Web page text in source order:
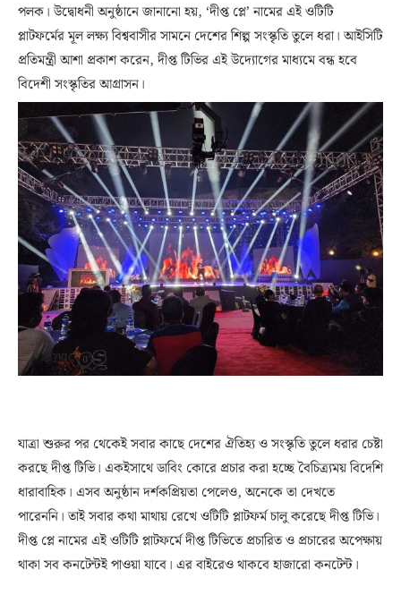
পলক। উদ্বোধনী অনুষ্ঠানে জানানো হয়, ‘দীপ্ত প্লে’ নামের এই ওটিটি
প্লাটফর্মের মূল লক্ষ্য বিশ্ববাসীর সামনে দেশের শিল্প সংস্কৃতি তুলে ধরা। আইসিটি
প্রতিমন্ত্রী আশা প্রকাশ করেন, দীপ্ত টিভির এই উদ্যোগের মাধ্যমে বন্ধ হবে
বিদেশী সংস্কৃতির আগ্রাসন।
যাত্রা শুরুর পর থেকেই সবার কাছে দেশের ঐতিহ্য ও সংস্কৃতি তুলে ধরার চেষ্টা
করছে দীপ্ত টিভি। একইসাথে ডাবিং কোরে প্রচার করা হচ্ছে বৈচিত্র্যময় বিদেশি
ধারাবাহিক। এসব অনুষ্ঠান দর্শকপ্রিয়তা পেলেও, অনেকে তা দেখতে
পারেননি। তাই সবার কথা মাথায় রেখে ওটিটি প্লাটফর্ম চালু করেছে দীপ্ত টিভি।
দীপ্ত প্লে নামের এই ওটিটি প্লাটফর্মে দীপ্ত টিভিতে প্রচারিত ও প্রচারের অপেক্ষায়
থাকা সব কনটেন্টই পাওয়া যাবে। এর বাইরেও থাকবে হাজারো কনটেন্ট।